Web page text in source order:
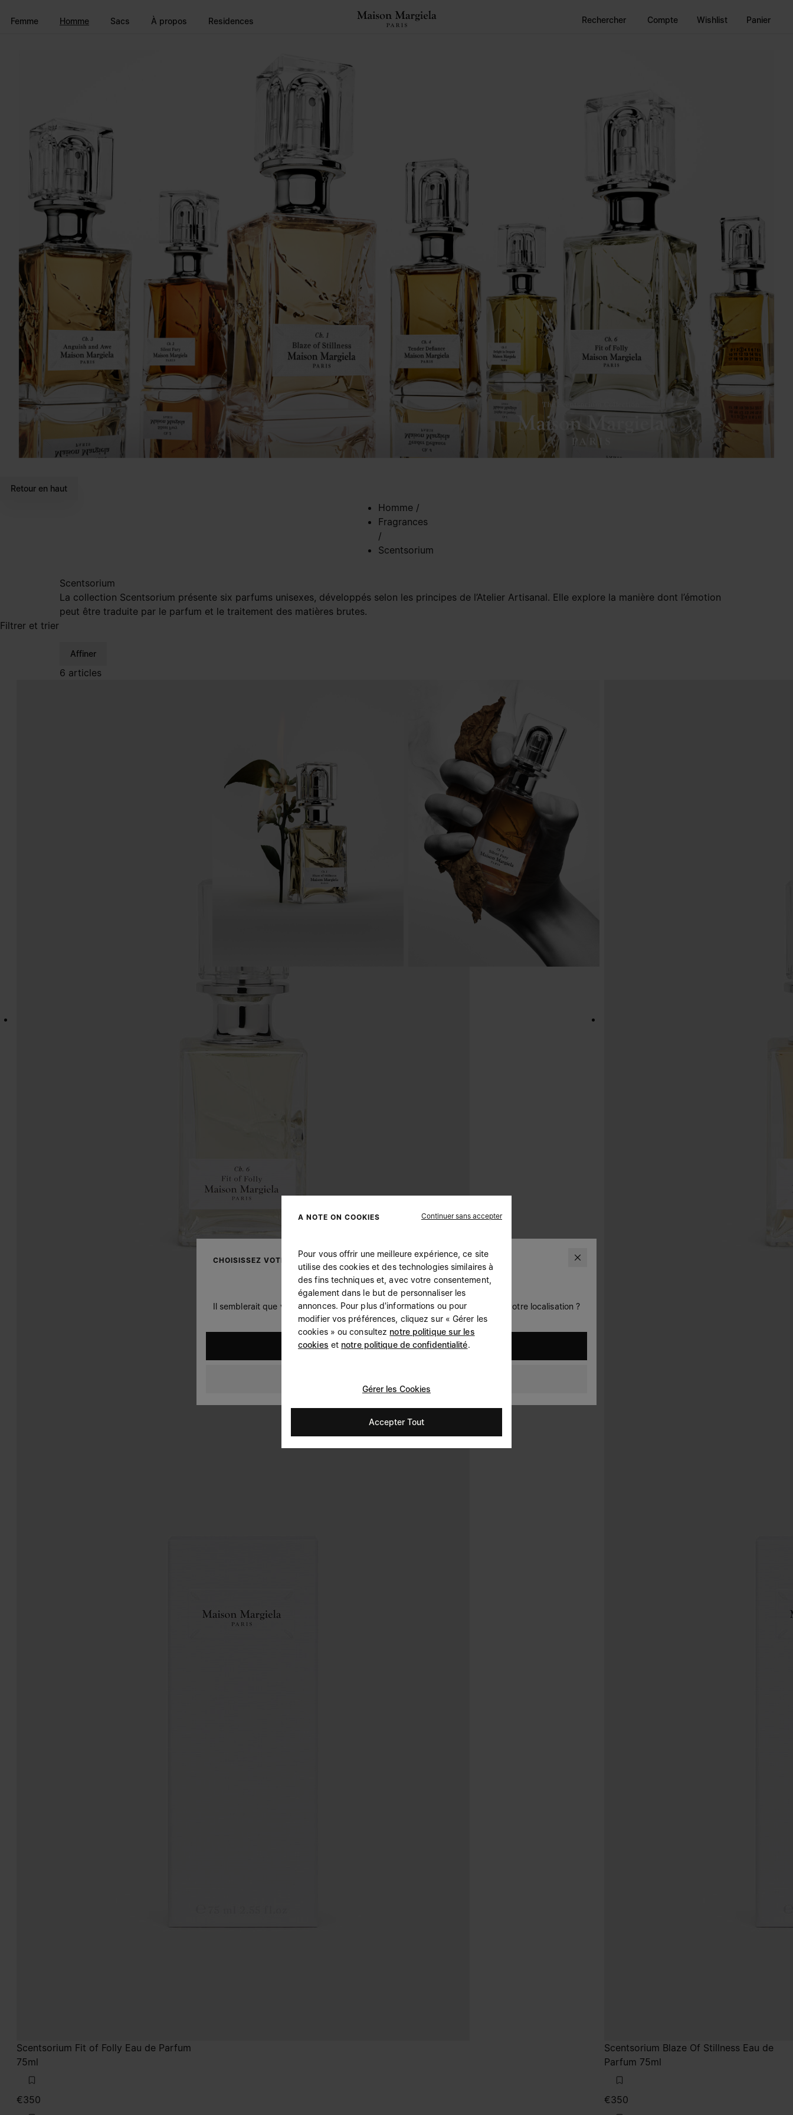
Femme Homme Sacs À propos Residences Rechercher Compte Wishlist Panier
Retour en haut
Homme /
Fragrances
/
Scentsorium
Scentsorium
La collection Scentsorium présente six parfums unisexes, développés selon les principes de l’Atelier Artisanal. Elle explore la manière dont l’émotion
peut être traduite par le parfum et le traitement des matières brutes.
Filtrer et trier
Affiner
6 articles
Scentsorium Fit of Folly Eau de Parfum
75ml
€350
Scentsorium Blaze Of Stillness Eau de
Parfum 75ml
€350
CHOISISSEZ VOTRE LOCALISATION
Il semblerait que vous soyez à United States. Souhaitez-vous mettre à jour votre localisation ?
United States
A NOTE ON COOKIES Continuer sans accepter
Pour vous offrir une meilleure expérience, ce site
utilise des cookies et des technologies similaires à
des fins techniques et, avec votre consentement,
également dans le but de personnaliser les
annonces. Pour plus d'informations ou pour
modifier vos préférences, cliquez sur « Gérer les
cookies » ou consultez notre politique sur les
cookies et notre politique de confidentialité.
Gérer les Cookies
Accepter Tout